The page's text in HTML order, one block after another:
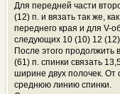
Для передней части
(12) п. и вязать так же,
переднего края и для V-
следующих 10 (10) 12
После этого продолжить
(61) п. спинки связать
ширине двух полочек. От
среднюю линию спинки.